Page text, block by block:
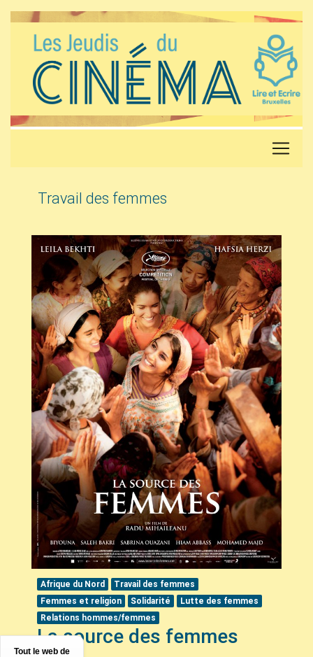
Travail des femmes
Afrique du Nord
Travail des femmes
Femmes et religion
Solidarité
Lutte des femmes
Relations hommes/femmes
La source des femmes
Tout le web de